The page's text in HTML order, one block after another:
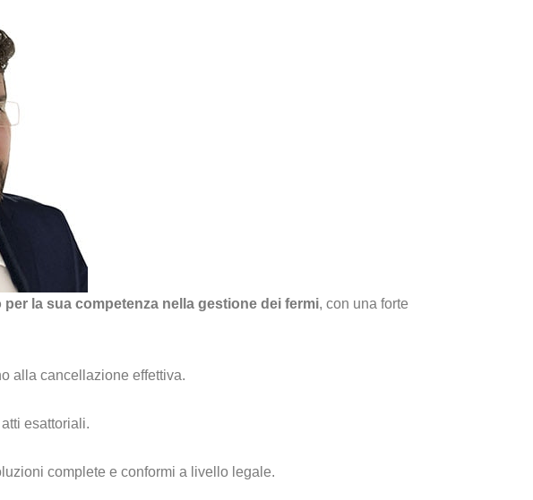
la sua competenza nella gestione dei fermi, con una forte
alla cancellazione effettiva.
esattoriali.
complete e conformi a livello legale.